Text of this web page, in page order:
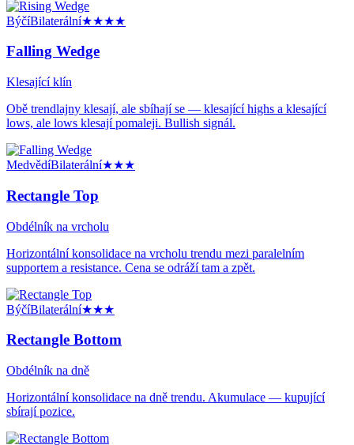
BýčíBilaterální★★★★
Falling Wedge
Klesající klín
Obě trendlajny klesají, ale sbíhají se — klesající highs a klesající
lows, ale lows klesají pomaleji. Bullish signál.
MedvědíBilaterální★★★
Rectangle Top
Obdélník na vrcholu
Horizontální konsolidace na vrcholu trendu mezi paralelním
supportem a resistance. Cena se odráží tam a zpět.
BýčíBilaterální★★★
Rectangle Bottom
Obdélník na dně
Horizontální konsolidace na dně trendu. Akumulace — kupující
sbírají pozice.